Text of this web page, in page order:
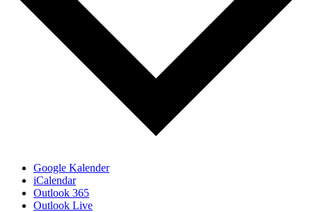
Google Kalender
iCalendar
Outlook 365
Outlook Live